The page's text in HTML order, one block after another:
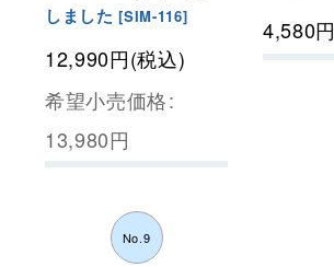
しました [SIM-116]
12,990円(税込)
希望小売価格:
13,980円
4,580円
No.9